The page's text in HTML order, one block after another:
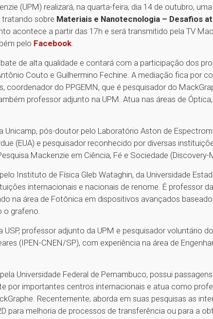
(UPM) realizará, na quarta-feira, dia 14 de outubro, uma
tratando sobre Materiais e Nanotecnologia – Desafios
acontece a partir das 17h e será transmitido pela TV
pelo Facebook
de alta qualidade e contará com a participação dos
Couto e Guilhermino Fechine. A mediação fica por
coordenador do PPGEMN, que é pesquisador do
professor adjunto na UPM. Atua nas áreas de
Unicamp, pós-doutor pelo Laboratório Aston de
(EUA) e pesquisador reconhecido por diversas
Mackenzie em Ciência, Fé e Sociedade (Discovery-
Instituto de Física Gleb Wataghin, da Universidade
internacionais e nacionais de renome. É professor
na área de Fotônica em dispositivos avançados
o grafeno.
USP, professor adjunto da UPM e pesquisador voluntário
(IPEN-CNEN/SP), com experiência na área de
Universidade Federal de Pernambuco, possui
por importantes centros internacionais e atua como
Recentemente, aborda em suas pesquisas as
para melhoria de processos de transferência ou para a